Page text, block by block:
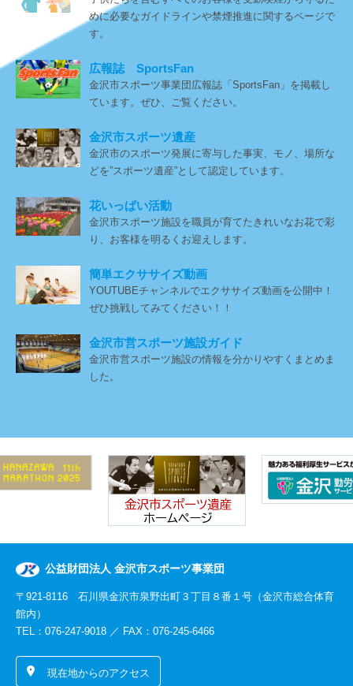
めに必要なガイドラインや禁煙推進に関するページで
す。
広報誌 SportsFan
金沢市スポーツ事業団広報誌「SportsFan」を掲載し
ています。ぜひ、ご覧ください。
金沢市スポーツ遺産
金沢市のスポーツ発展に寄与した事実、モノ、場所な
どを”スポーツ遺産”として認定しています。
花いっぱい活動
金沢市スポーツ施設を職員が育てたきれいなお花で彩
り、お客様を明るくお迎えします。
簡単エクササイズ動画
YOUTUBEチャンネルでエクササイズ動画を公開中！
ぜひ挑戦してみてください！！
金沢市営スポーツ施設ガイド
金沢市営スポーツ施設の情報を分かりやすくまとめま
した。
公益財団法人 金沢市スポーツ事業団
〒921-8116 石川県金沢市泉野出町３丁目８番１号（金沢市総合体育
館内）
TEL：076-247-9018 ／ FAX：076-245-6466
現在地からのアクセス